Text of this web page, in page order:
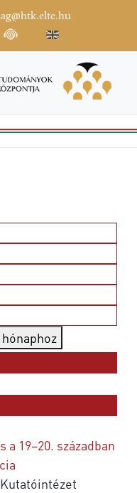
a 19–20. században